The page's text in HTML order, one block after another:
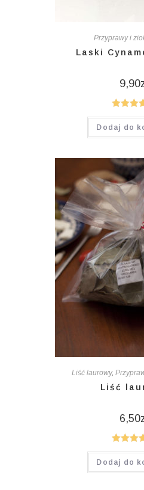
Przyprawy i
Laski
9,90
5.00na
Dodaj do
Liść laurowy,
Liść
6,50
4.85na
Dodaj do